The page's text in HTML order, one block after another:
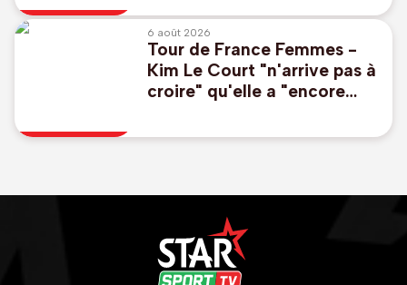
dans les eaux des JO 2028
6 août 2026
Tour de France Femmes -
Kim Le Court "n'arrive pas à
croire" qu'elle a "encore
sprinter"